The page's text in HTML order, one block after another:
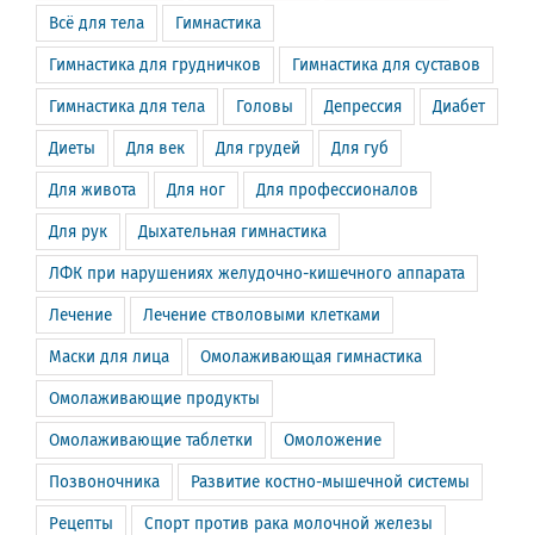
Всё для тела Гимнастика
Гимнастика для грудничков Гимнастика для суставов
Гимнастика для тела Головы Депрессия Диабет
Диеты Для век Для грудей Для губ
Для живота Для ног Для профессионалов
Для рук Дыхательная гимнастика
ЛФК при нарушениях желудочно-кишечного аппарата
Лечение Лечение стволовыми клетками
Маски для лица Омолаживающая гимнастика
Омолаживающие продукты
Омолаживающие таблетки Омоложение
Позвоночника Развитие костно-мышечной системы
Рецепты Спорт против рака молочной железы